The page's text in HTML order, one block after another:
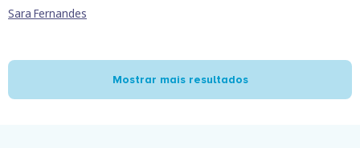
Sara Fernandes
Mostrar mais resultados